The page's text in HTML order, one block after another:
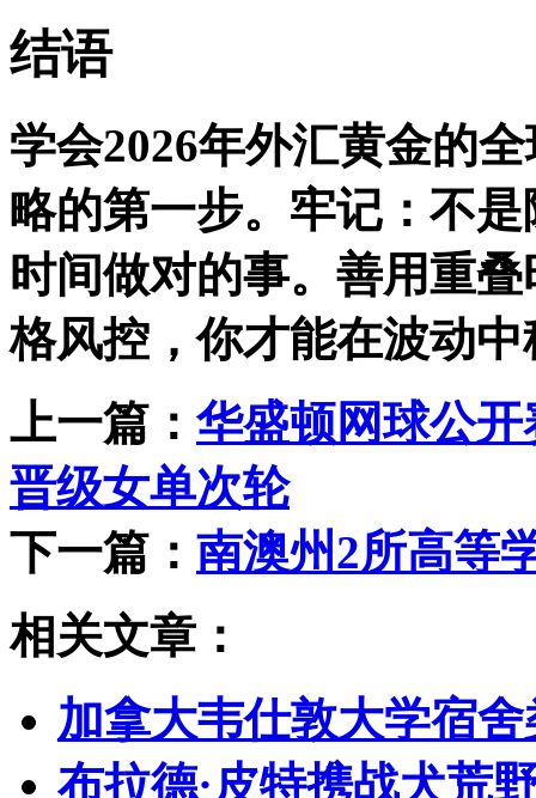
结语
学会2026年外汇黄金的
略的第一步。牢记：不
时间做对的事。善用重
格风控，你才能在波动
上一篇： 华盛顿网球公
晋级女单次轮
下一篇： 南澳州2所高等
相关文章：
加拿大韦仕敦大学宿
布拉德·皮特携战犬荒